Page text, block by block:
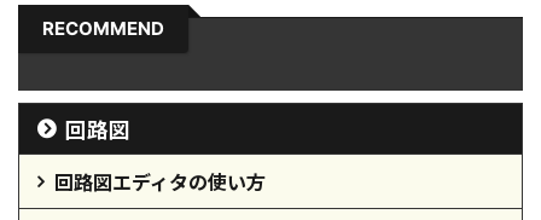
RECOMMEND
回路図
回路図エディタの使い方